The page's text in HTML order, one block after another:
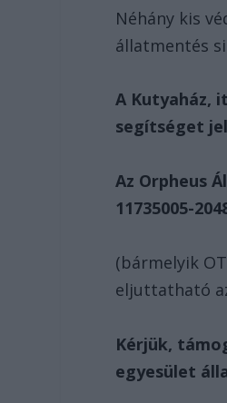
Néhány kis
állatmentés
A Kutyaház,
segítséget
Az Orpheus
11735005-
(bármelyik
eljuttatható
Kérjük,
egyesület